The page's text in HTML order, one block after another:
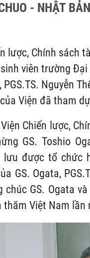
- NHẬT BẢN
lược, Chính sách
viên trường Đại
Nguyễn
Viện đã tham
Chiến lược,
GS. Toshio
được tổ chức
GS. Ogata,
GS. Ogata
Việt Nam lần